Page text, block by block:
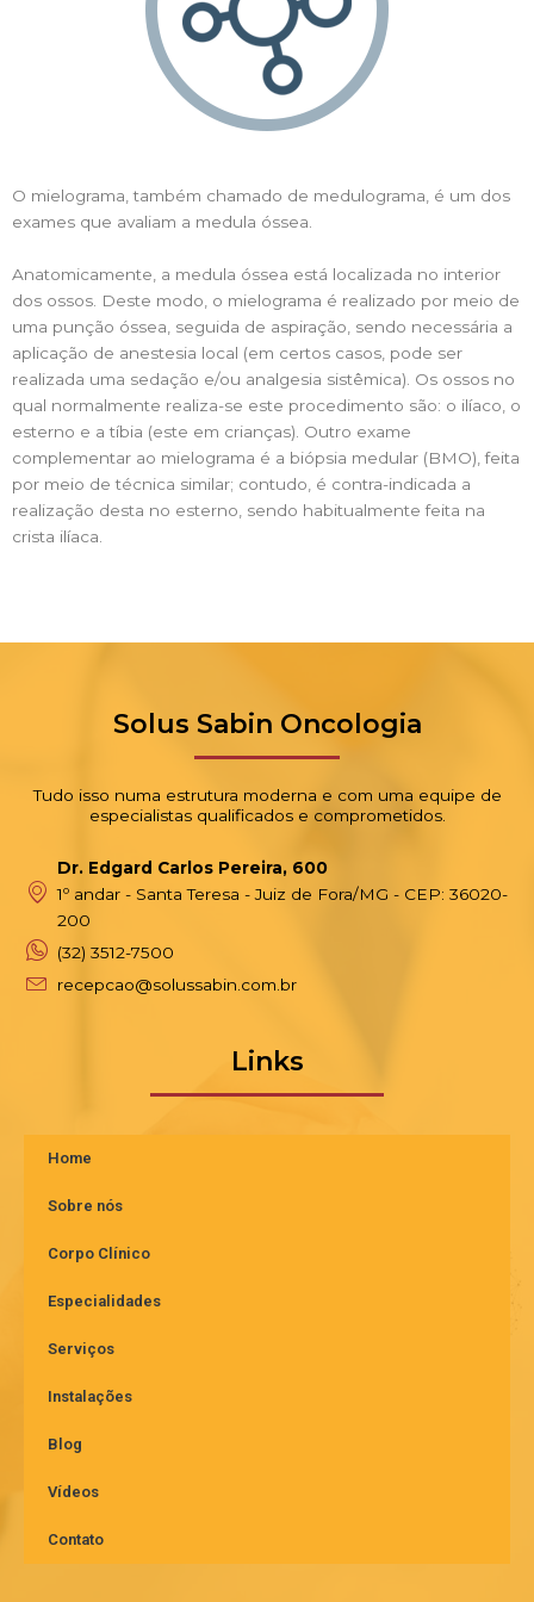
O mielograma, também chamado de medulograma, é um dos
exames que avaliam a medula óssea.
Anatomicamente, a medula óssea está localizada no interior
dos ossos. Deste modo, o mielograma é realizado por meio de
uma punção óssea, seguida de aspiração, sendo necessária a
aplicação de anestesia local (em certos casos, pode ser
realizada uma sedação e/ou analgesia sistêmica). Os ossos no
qual normalmente realiza-se este procedimento são: o ilíaco, o
esterno e a tíbia (este em crianças). Outro exame
complementar ao mielograma é a biópsia medular (BMO), feita
por meio de técnica similar; contudo, é contra-indicada a
realização desta no esterno, sendo habitualmente feita na
crista ilíaca.
Solus Sabin Oncologia
Tudo isso numa estrutura moderna e com uma equipe de
especialistas qualificados e comprometidos.
Dr. Edgard Carlos Pereira, 600
1º andar - Santa Teresa - Juiz de Fora/MG - CEP: 36020-
200
(32) 3512-7500
recepcao@solussabin.com.br
Links
Home
Sobre nós
Corpo Clínico
Especialidades
Serviços
Instalações
Blog
Vídeos
Contato